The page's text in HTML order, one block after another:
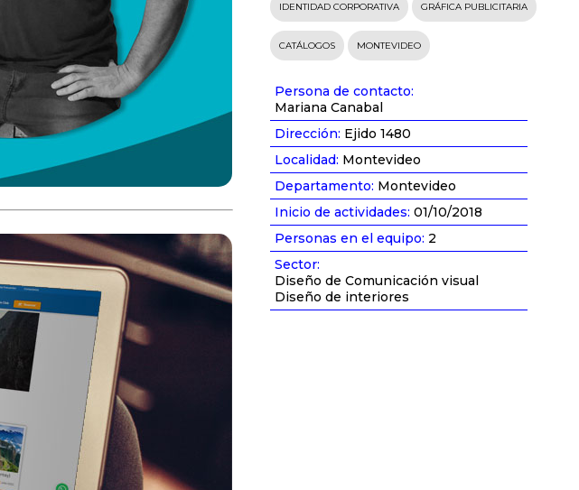
IDENTIDAD CORPORATIVA GRÁFICA PUBLICITARIA
CATÁLOGOS MONTEVIDEO
Persona de contacto:
Mariana Canabal
Dirección: Ejido 1480
Localidad: Montevideo
Departamento: Montevideo
Inicio de actividades: 01/10/2018
Personas en el equipo: 2
Sector:
Diseño de Comunicación visual
Diseño de interiores